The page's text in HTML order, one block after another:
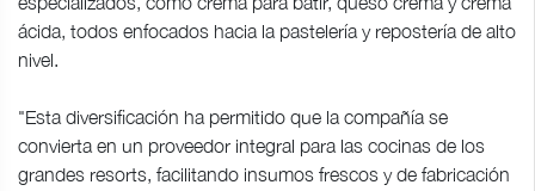
ácida, todos enfocados hacia la pastelería y repostería de alto
nivel.
"Esta diversificación ha permitido que la compañía se
convierta en un proveedor integral para las cocinas de los
grandes resorts, facilitando insumos frescos y de fabricación